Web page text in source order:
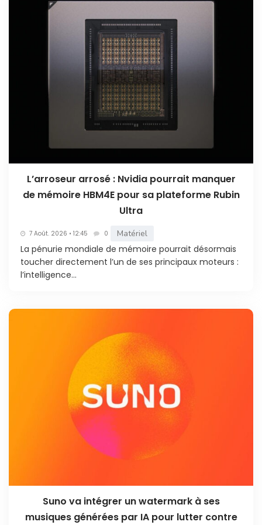
L’arroseur arrosé : Nvidia pourrait manquer
de mémoire HBM4E pour sa plateforme Rubin
Ultra
7 Août. 2026 • 12:45 0 Matériel
La pénurie mondiale de mémoire pourrait désormais
toucher directement l’un de ses principaux moteurs :
l’intelligence...
Suno va intégrer un watermark à ses
musiques générées par IA pour lutter contre